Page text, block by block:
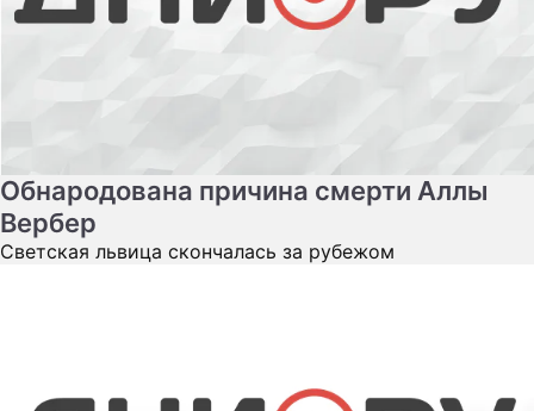
Обнародована причина смерти Аллы
Вербер
Светская львица скончалась за рубежом